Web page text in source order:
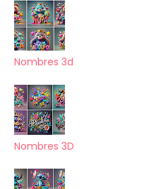
Nombres 3d
Nombres 3D